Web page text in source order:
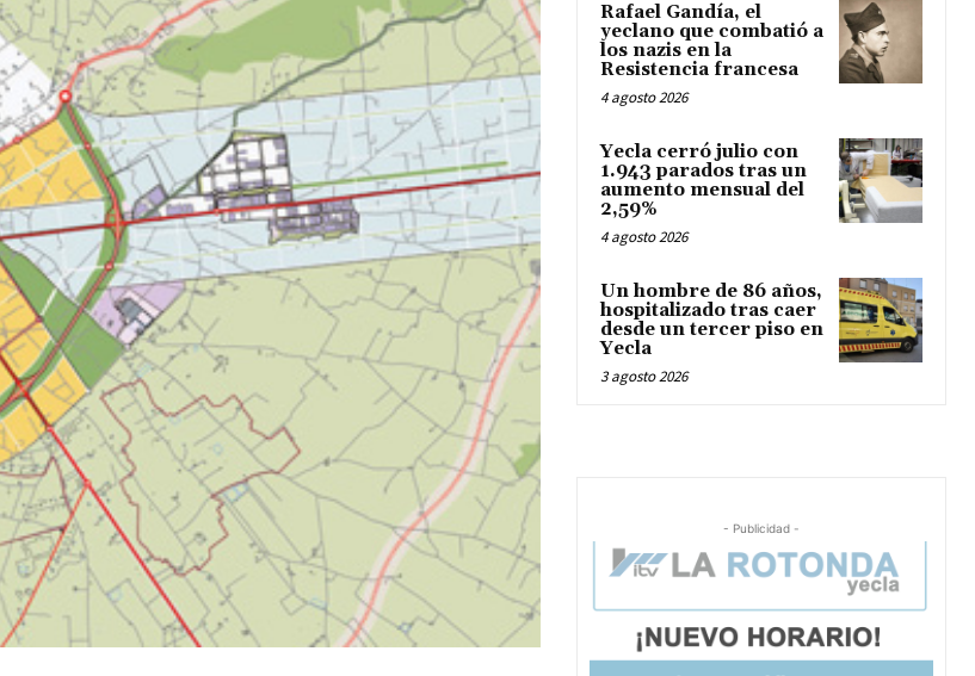
Rafael Gandía, el
yeclano que combatió a
los nazis en la
Resistencia francesa
4 agosto 2026
Yecla cerró julio con
1.943 parados tras un
aumento mensual del
2,59%
4 agosto 2026
Un hombre de 86 años,
hospitalizado tras caer
desde un tercer piso en
Yecla
3 agosto 2026
- Publicidad -